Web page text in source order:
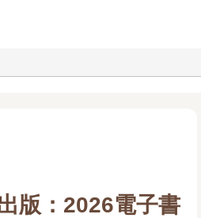
版：2026電子書